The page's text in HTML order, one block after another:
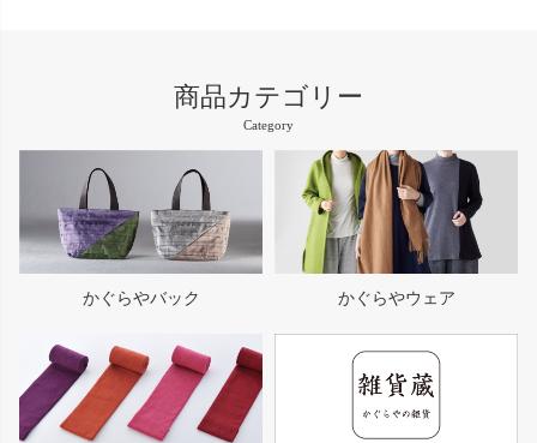
商品カテゴリー
Category
かぐらやバック かぐらやウェア